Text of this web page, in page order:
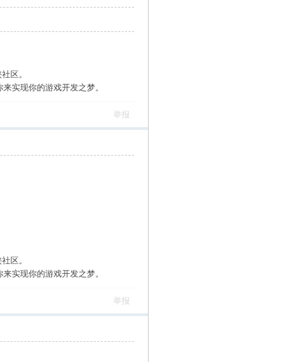
区。
实现你的游戏开发之梦。
举报
区。
实现你的游戏开发之梦。
举报